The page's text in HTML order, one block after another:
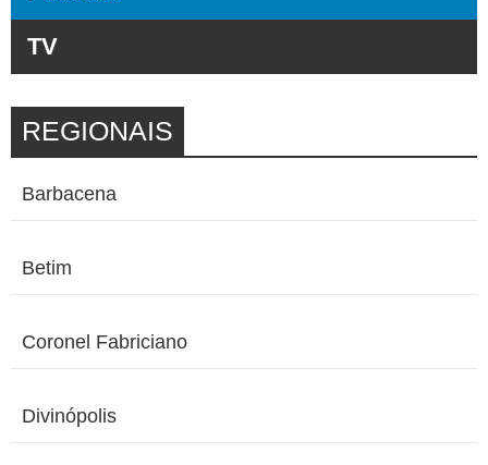
TV
REGIONAIS
Barbacena
Betim
Coronel Fabriciano
Divinópolis